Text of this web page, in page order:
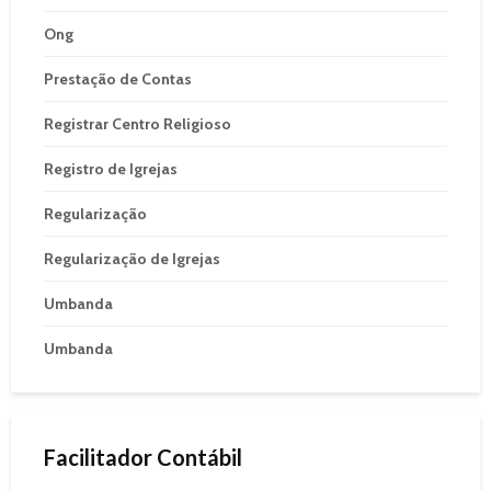
Ong
Prestação de Contas
Registrar Centro Religioso
Registro de Igrejas
Regularização
Regularização de Igrejas
Umbanda
Umbanda
Facilitador Contábil